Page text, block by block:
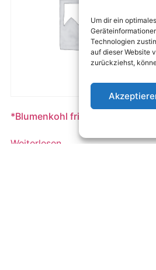
Um dir ein
Technologien
auf dieser Website
zurückziehst,
*Blumenkohl frisch Kiste
Weiterlesen